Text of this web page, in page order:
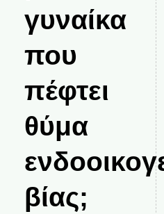
γυναίκα
που
πέφτει
θύμα
βίας;